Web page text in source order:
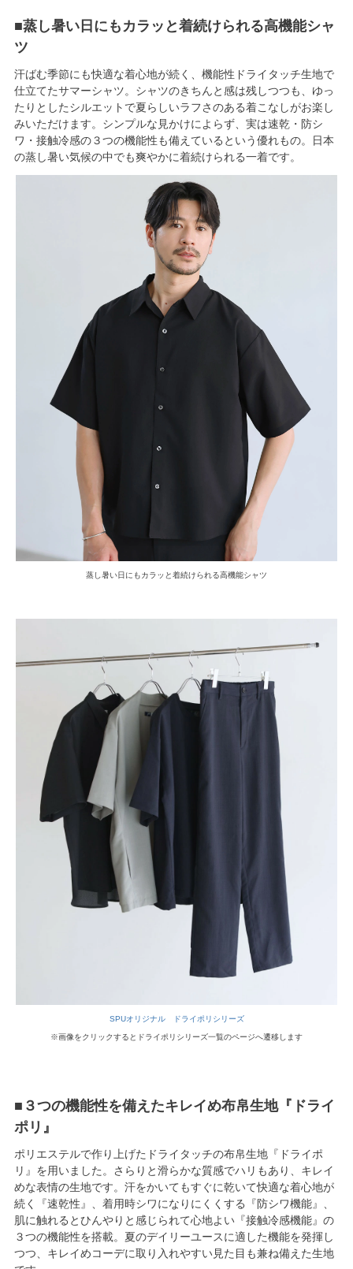
■蒸し暑い日にもカラッと着続けられる高機能シャ
ツ
汗ばむ季節にも快適な着心地が続く、機能性ドライタッチ生地で
仕立てたサマーシャツ。シャツのきちんと感は残しつつも、ゆっ
たりとしたシルエットで夏らしいラフさのある着こなしがお楽し
みいただけます。シンプルな見かけによらず、実は速乾・防シ
ワ・接触冷感の３つの機能性も備えているという優れもの。日本
の蒸し暑い気候の中でも爽やかに着続けられる一着です。
蒸し暑い日にもカラッと着続けられる高機能シャツ
SPUオリジナル ドライポリシリーズ
※画像をクリックするとドライポリシリーズ一覧のページへ遷移します
■３つの機能性を備えたキレイめ布帛生地『ドライ
ポリ』
ポリエステルで作り上げたドライタッチの布帛生地『ドライポ
リ』を用いました。さらりと滑らかな質感でハリもあり、キレイ
めな表情の生地です。汗をかいてもすぐに乾いて快適な着心地が
続く『速乾性』、着用時シワになりにくくする『防シワ機能』、
肌に触れるとひんやりと感じられて心地よい『接触冷感機能』の
３つの機能性を搭載。夏のデイリーユースに適した機能を発揮し
つつ、キレイめコーデに取り入れやすい見た目も兼ね備えた生地